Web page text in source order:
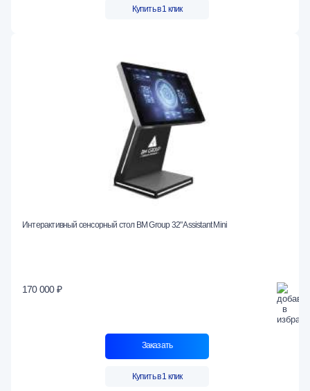
Купить в 1 клик
Интерактивный сенсорный стол BM Group 32" Assistant Mini
170 000 ₽
Заказать
Купить в 1 клик